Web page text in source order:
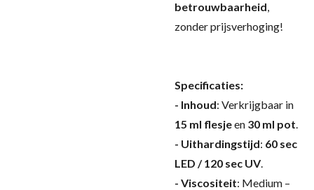
betrouwbaarheid,
zonder prijsverhoging!
Specificaties:
- Inhoud: Verkrijgbaar in
15 ml flesjeen 30 ml pot.
- Uithardingstijd: 60 sec
LED / 120 sec UV.
- Viscositeit: Medium –